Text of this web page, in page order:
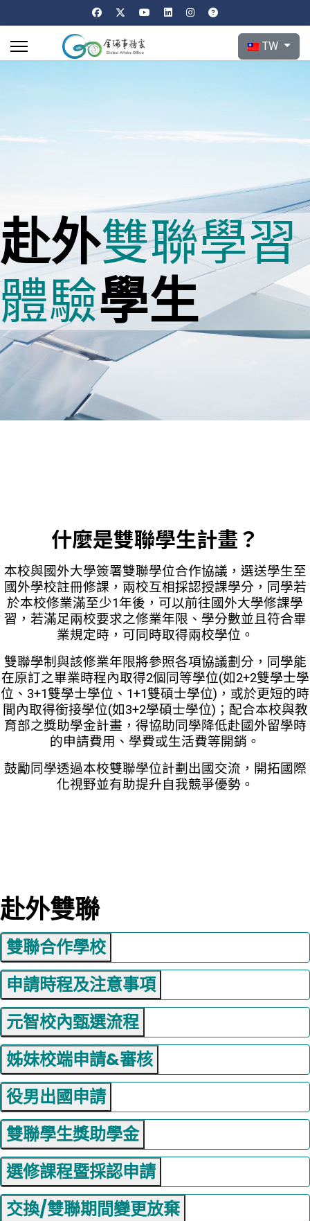
選擇你的語言
TW
赴外雙聯學習
體驗學生
什麼是雙聯學生計畫？
本校與國外大學簽署雙聯學位合作協議，選送學生至
國外學校註冊修課，兩校互相採認授課學分，同學若
於本校修業滿至少1年後，可以前往國外大學修課學
習，若滿足兩校要求之修業年限、學分數並且符合畢
業規定時，可同時取得兩校學位。
雙聯學制與該修業年限將參照各項協議劃分，同學能
在原訂之畢業時程內取得2個同等學位(如2+2雙學士學
位、3+1雙學士學位、1+1雙碩士學位)，或於更短的時
間內取得銜接學位(如3+2學碩士學位)；配合本校與教
育部之獎助學金計畫，得協助同學降低赴國外留學時
的申請費用、學費或生活費等開銷。
鼓勵同學透過本校雙聯學位計劃出國交流，開拓國際
化視野並有助提升自我競爭優勢。
赴外雙聯
雙聯合作學校
申請時程及注意事項
元智校內甄選流程
姊妹校端申請&審核
役男出國申請
雙聯學生獎助學金
選修課程暨採認申請
交換/雙聯期間變更放棄